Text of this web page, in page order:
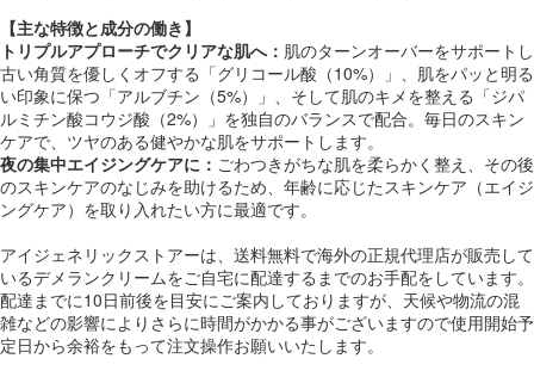
【主な特徴と成分の働き】
トリプルアプローチでクリアな肌へ： 肌のターンオーバーをサポートし
古い角質を優しくオフする「グリコール酸（10%）」、肌をパッと明る
い印象に保つ「アルブチン（5%）」、そして肌のキメを整える「ジパ
ルミチン酸コウジ酸（2%）」を独自のバランスで配合。毎日のスキン
ケアで、ツヤのある健やかな肌をサポートします。
夜の集中エイジングケアに： ごわつきがちな肌を柔らかく整え、その後
のスキンケアのなじみを助けるため、年齢に応じたスキンケア（エイジ
ングケア）を取り入れたい方に最適です。
アイジェネリックストアーは、送料無料で海外の正規代理店が販売して
いるデメランクリームをご自宅に配達するまでのお手配をしています。
配達までに10日前後を目安にご案内しておりますが、天候や物流の混
雑などの影響によりさらに時間がかかる事がございますので使用開始予
定日から余裕をもって注文操作お願いいたします。